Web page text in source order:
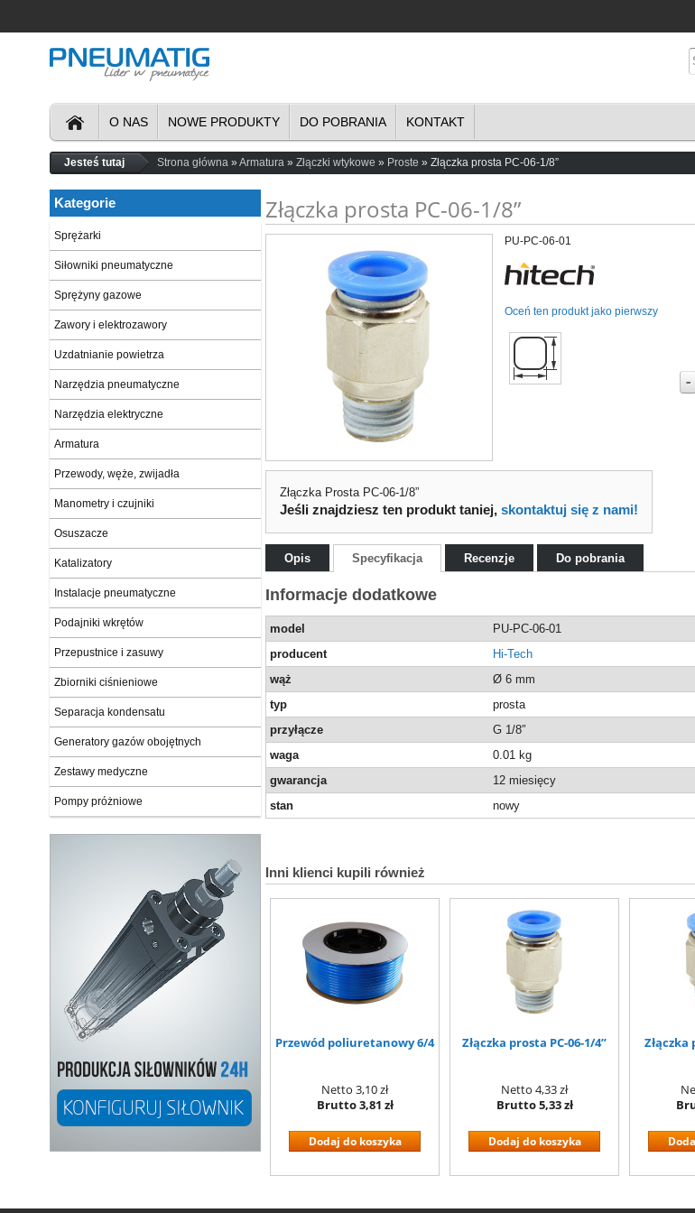
O NAS NOWE PRODUKTY DO POBRANIA KONTAKT
Jesteś tutaj Strona główna Armatura Złączki wtykowe Proste Złączka prosta PC-06-1/8”
Złączka prosta PC-06-1/8”
PU-PC-06-01
Oceń ten produkt jako pierwszy
-
Złączka Prosta PC-06-1/8”
Jeśli znajdziesz ten produkt taniej,skontaktuj się z nami!
Opis Specyfikacja Recenzje Do pobrania
Informacje dodatkowe
model
PU-PC-06-01
producent
Hi-Tech
wąż
Ø 6 mm
typ
prosta
przyłącze
G 1/8″
waga
0.01 kg
gwarancja
12 miesięcy
stan
nowy
Inni klienci kupili również
Przewód poliuretanowy 6/4
Netto 3,10 zł
Brutto3,81 zł
Dodaj do koszyka
Złączka prosta PC-06-1/4”
Netto 4,33 zł
Brutto5,33 zł
Dodaj do koszyka
Złączka
Kategorie
Sprężarki
Siłowniki pneumatyczne
Sprężyny gazowe
Zawory i elektrozawory
Uzdatnianie powietrza
Narzędzia pneumatyczne
Narzędzia elektryczne
Armatura
Przewody, węże, zwijadła
Manometry i czujniki
Osuszacze
Katalizatory
Instalacje pneumatyczne
Podajniki wkrętów
Przepustnice i zasuwy
Zbiorniki ciśnieniowe
Separacja kondensatu
Generatory gazów obojętnych
Zestawy medyczne
Pompy próżniowe